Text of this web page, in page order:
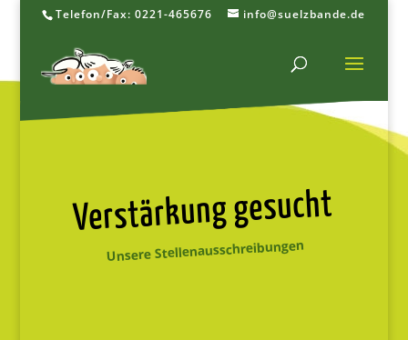
Telefon/Fax: 0221-465676 info@suelzbande.de
Verstärkung gesucht
Unsere Stellenausschreibungen